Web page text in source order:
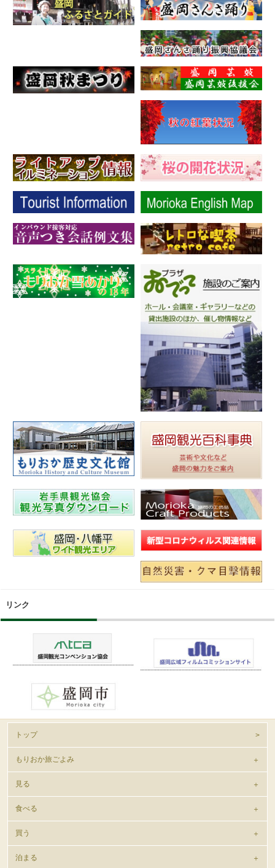
リンク
トップ
もりおか旅ごよみ
見る
食べる
買う
泊まる